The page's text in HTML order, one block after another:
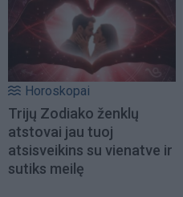
Horoskopai
Trijų Zodiako ženklų
atstovai jau tuoj
atsisveikins su vienatve ir
sutiks meilę